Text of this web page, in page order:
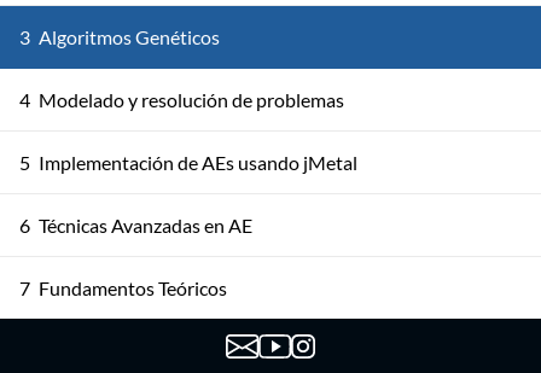
3 Algoritmos Genéticos
4 Modelado y resolución de problemas
5 Implementación de AEs usando jMetal
6 Técnicas Avanzadas en AE
7 Fundamentos Teóricos